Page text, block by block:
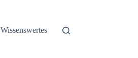
Wissenswertes